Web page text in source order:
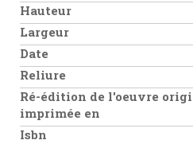
Hauteur
Largeur
Date
Reliure
Ré-édition de l'oeuvre
imprimée en
Isbn